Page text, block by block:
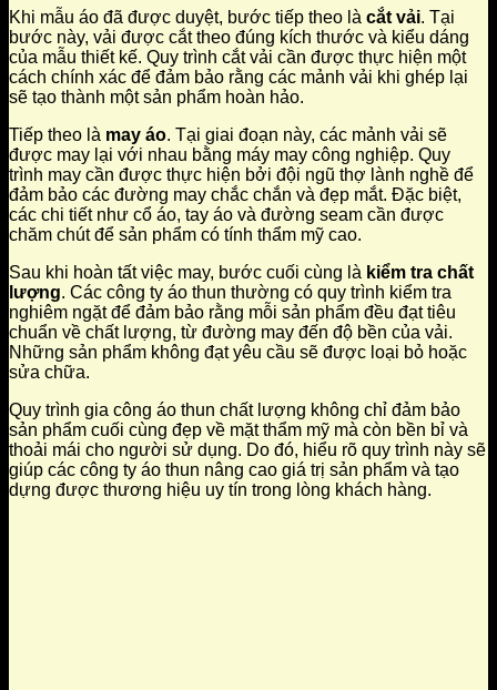
Khi mẫu áo đã được duyệt, bước tiếp theo là cắt vải. Tại
bước này, vải được cắt theo đúng kích thước và kiểu dáng
của mẫu thiết kế. Quy trình cắt vải cần được thực hiện một
cách chính xác để đảm bảo rằng các mảnh vải khi ghép lại
sẽ tạo thành một sản phẩm hoàn hảo.
Tiếp theo là may áo. Tại giai đoạn này, các mảnh vải sẽ
được may lại với nhau bằng máy may công nghiệp. Quy
trình may cần được thực hiện bởi đội ngũ thợ lành nghề để
đảm bảo các đường may chắc chắn và đẹp mắt. Đặc biệt,
các chi tiết như cổ áo, tay áo và đường seam cần được
chăm chút để sản phẩm có tính thẩm mỹ cao.
Sau khi hoàn tất việc may, bước cuối cùng là kiểm tra chất
lượng. Các công ty áo thun thường có quy trình kiểm tra
nghiêm ngặt để đảm bảo rằng mỗi sản phẩm đều đạt tiêu
chuẩn về chất lượng, từ đường may đến độ bền của vải.
Những sản phẩm không đạt yêu cầu sẽ được loại bỏ hoặc
sửa chữa.
Quy trình gia công áo thun chất lượng không chỉ đảm bảo
sản phẩm cuối cùng đẹp về mặt thẩm mỹ mà còn bền bỉ và
thoải mái cho người sử dụng. Do đó, hiểu rõ quy trình này sẽ
giúp các công ty áo thun nâng cao giá trị sản phẩm và tạo
dựng được thương hiệu uy tín trong lòng khách hàng.